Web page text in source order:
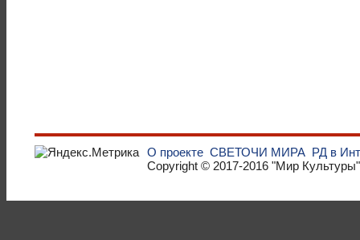
О проекте СВЕТОЧИ МИРА РД в
Copyright © 2017-2016 "Мир Культуры"